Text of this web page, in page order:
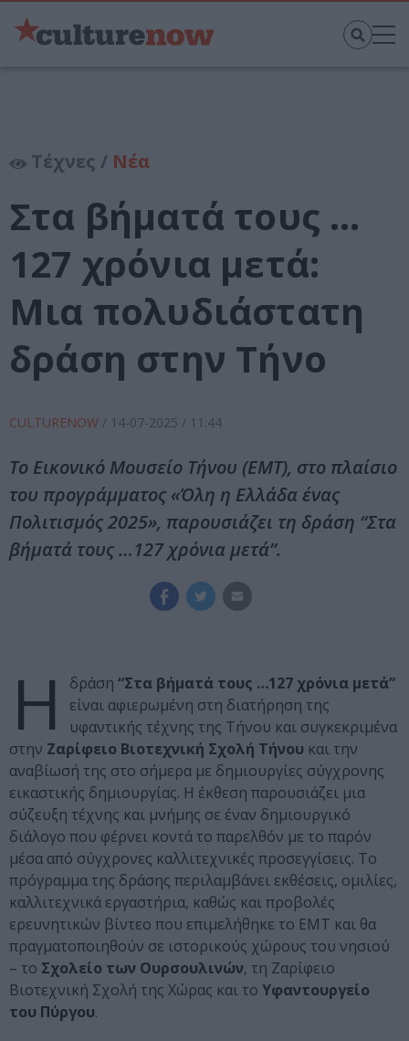
Τέχνες / Νέα
Στα βήματά τους …
127 χρόνια μετά:
Μια πολυδιάστατη
δράση στην Τήνο
CULTURENOW / 14-07-2025 / 11:44
Το Εικονικό Μουσείο Τήνου (ΕΜΤ), στο πλαίσιο
του προγράμματος «Όλη η Ελλάδα ένας
Πολιτισμός 2025», παρουσιάζει τη δράση “Στα
βήματά τους …127 χρόνια μετά”.
Η δράση “Στα βήματά τους …127 χρόνια μετά”
είναι αφιερωμένη στη διατήρηση της
υφαντικής τέχνης της Τήνου και συγκεκριμένα
στην Ζαρίφειο Βιοτεχνική Σχολή Τήνου και την
αναβίωσή της στο σήμερα με δημιουργίες σύγχρονης
εικαστικής δημιουργίας. Η έκθεση παρουσιάζει μια
σύζευξη τέχνης και μνήμης σε έναν δημιουργικό
διάλογο που φέρνει κοντά το παρελθόν με το παρόν
μέσα από σύγχρονες καλλιτεχνικές προσεγγίσεις. Το
πρόγραμμα της δράσης περιλαμβάνει εκθέσεις, ομιλίες,
καλλιτεχνικά εργαστήρια, καθώς και προβολές
ερευνητικών βίντεο που επιμελήθηκε το ΕΜΤ και θα
πραγματοποιηθούν σε ιστορικούς χώρους του νησιού
– το Σχολείο των Ουρσουλινών, τη Ζαρίφειο
Βιοτεχνική Σχολή της Χώρας και το Υφαντουργείο
του Πύργου.